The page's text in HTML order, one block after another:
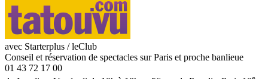
avec Starterplus / leClub
Conseil et réservation de spectacles sur Paris et proche banlieue
01 43 72 17 00